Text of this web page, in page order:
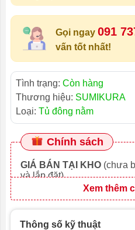
Gọi ngay 091
vấn tốt nhất!
Tình trạng: Còn hàng
Thương hiệu: SUMIKURA
Loại: Tủ đông nằm
Chính sách
GIÁ BÁN TẠI KHO (chưa
và lắp đặt)
Xem thêm
Thông số kỹ thuật